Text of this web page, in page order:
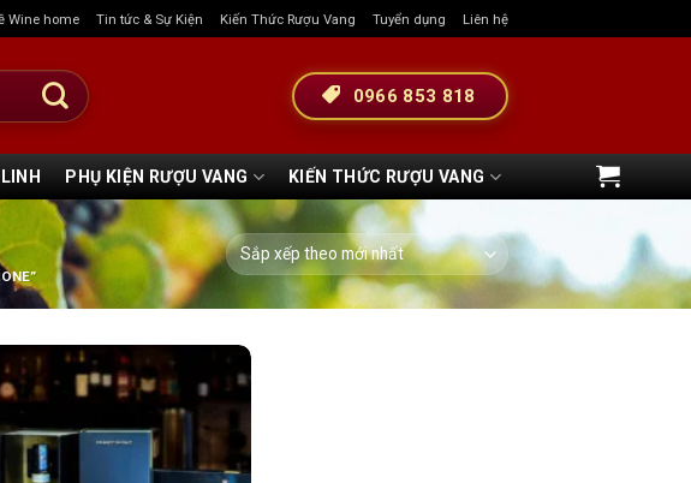
Wine home Tin tức & Sự Kiện Kiến Thức Rượu Vang Tuyển dụng Liên hệ
0966 853 818
PHỤ KIỆN RƯỢU VANG KIẾN THỨC RƯỢU VANG